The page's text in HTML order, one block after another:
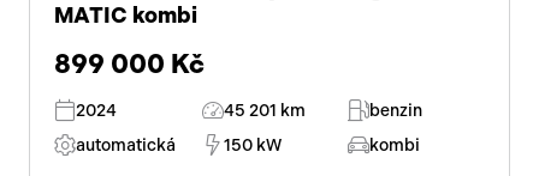
MATIC kombi
899 000 Kč
2024 45 201 km
benzin
automatická
150 kW kombi